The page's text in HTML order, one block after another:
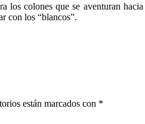
los colones que se aventuran
con los “blancos”.
están marcados con *